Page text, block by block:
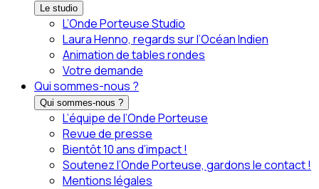
Le studio
L’Onde Porteuse Studio
Laura Henno, regards sur l’Océan Indien
Animation de tables rondes
Votre demande
Qui sommes-nous ?
Qui sommes-nous ?
L’équipe de l’Onde Porteuse
Revue de presse
Bientôt 10 ans d’impact !
Soutenez l’Onde Porteuse, gardons le contact !
Mentions légales